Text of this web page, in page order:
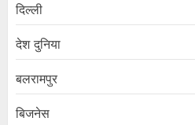
दिल्ली
देश दुनिया
बलरामपुर
बिजनेस